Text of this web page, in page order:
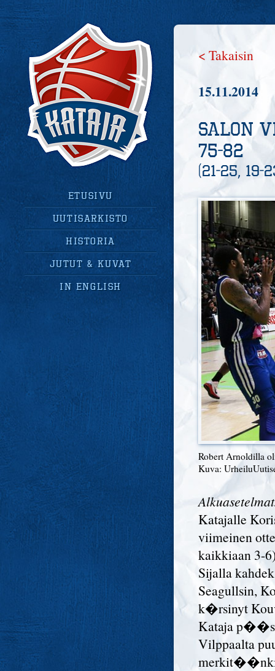
Etusivu
uutisarkisto
historia
jutut & kuvat
in english
< Takaisin
15.11.2014
Salon
75-82
(21-25, 19-
Robert Arnoldilla
Kuva:
Katajalle
viimeinen
kaikkiaan 3-
Sijalla
Seagullsin,
k�rsinyt
Kataja
Vilppaalta